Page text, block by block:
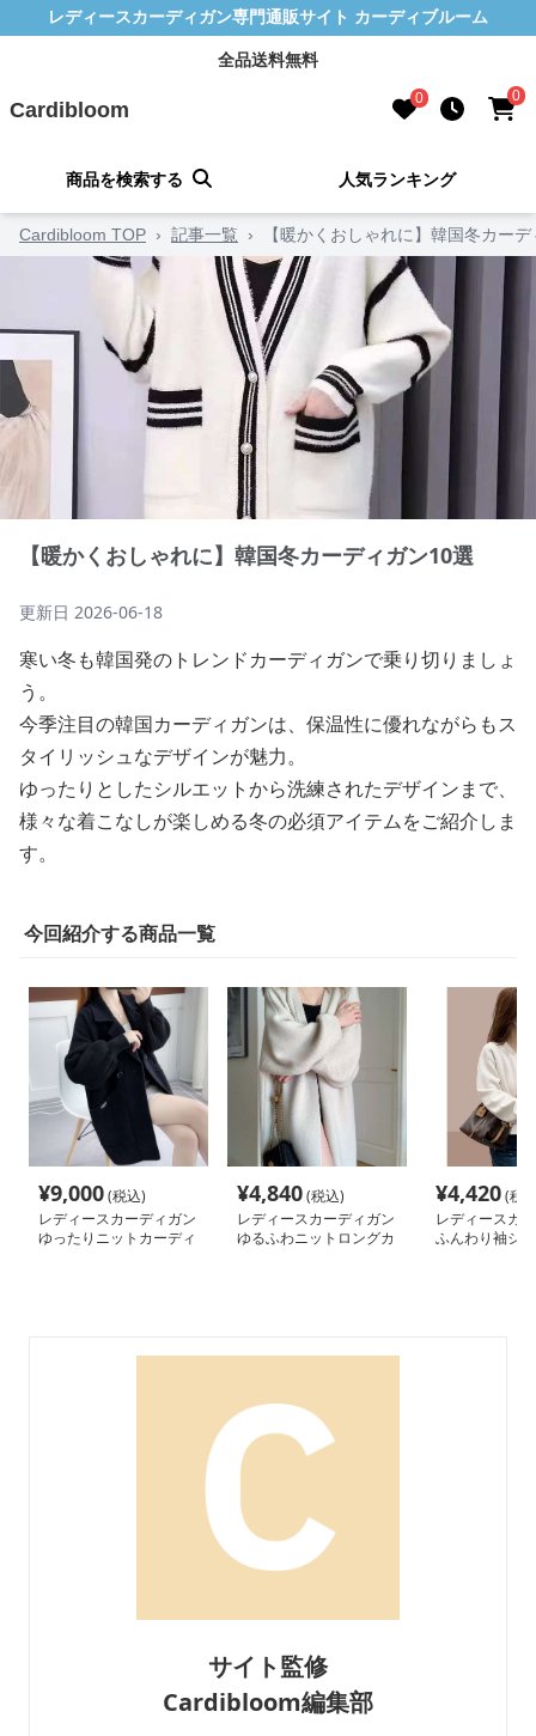
レディースカーディガン専門通販サイト カーディブルーム
全品送料無料
Cardibloom 0 0
商品を検索する 人気ランキング
Cardibloom TOP › 記事一覧 › 【暖かくおしゃれに】韓国冬カー
【暖かくおしゃれに】韓国冬カーディガン10選
更新日 2026-06-18
寒い冬も韓国発のトレンドカーディガンで乗り切りましょ
う。
今季注目の韓国カーディガンは、保温性に優れながらもス
タイリッシュなデザインが魅力。
ゆったりとしたシルエットから洗練されたデザインまで、
様々な着こなしが楽しめる冬の必須アイテムをご紹介しま
す。
今回紹介する商品一覧
¥9,000(税込)
レディースカーディガン
ゆったりニットカーディ
¥4,840(税込)
レディースカーディガン
ゆるふわニットロングカ
¥4,420(税
レディースカ
ふんわり袖シ
サイト監修
Cardibloom編集部